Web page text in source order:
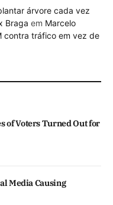
árvore cada vez
Braga em Marcelo
contra tráfico em vez de
of Voters Turned Out for
Media Causing